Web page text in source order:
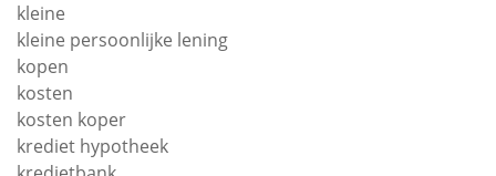
kleine
kleine persoonlijke lening
kopen
kosten
kosten koper
krediet hypotheek